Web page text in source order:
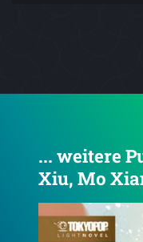
... weitere
Xiu, Mo